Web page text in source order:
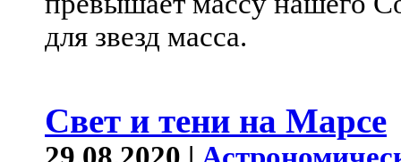
для звезд масса.
Свет и тени на Марсе